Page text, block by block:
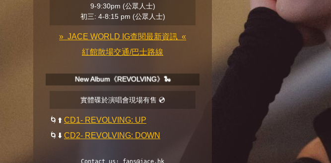
9-9:30pm (公眾人士)
初三: 4-8:15 pm (公眾人士)
» JACE WORLD IG查閱最新資訊 «
紅館散場交通/巴士路線
New Album《REVOLVING》🐍
實體碟於演唱會現場有售 💿
🌀⬆️ CD1- REVOLVING: UP
🌀⬇️ CD2- REVOLVING: DOWN
Contact us: fans@jace.hk